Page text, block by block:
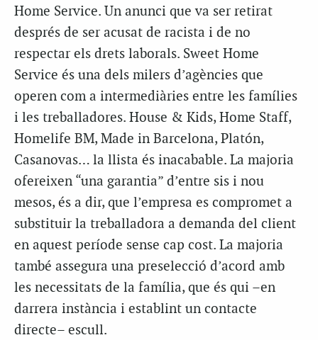
Home Service. Un anunci que va ser retirat
després de ser acusat de racista i de no
respectar els drets laborals. Sweet Home
Service és una dels milers d’agències que
operen com a intermediàries entre les famílies
i les treballadores. House & Kids, Home Staff,
Homelife BM, Made in Barcelona, Platón,
Casanovas… la llista és inacabable. La majoria
ofereixen “una garantia” d’entre sis i nou
mesos, és a dir, que l’empresa es compromet a
substituir la treballadora a demanda del client
en aquest període sense cap cost. La majoria
també assegura una preselecció d’acord amb
les necessitats de la família, que és qui –en
darrera instància i establint un contacte
directe– escull.